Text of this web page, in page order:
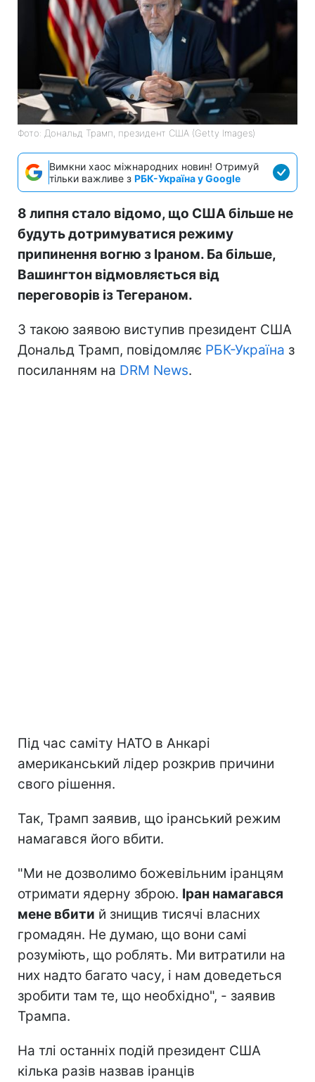
Фото: Дональд Трамп, президент США (Getty Images)
Вимкни хаос міжнародних новин! Отримуй
тільки важливе з РБК-Україна у Google
8 липня стало відомо, що США більше не
будуть дотримуватися режиму
припинення вогню з Іраном. Ба більше,
Вашингтон відмовляється від
переговорів із Тегераном.
З такою заявою виступив президент США
Дональд Трамп, повідомляє РБК-Україна з
посиланням на DRM News.
Під час саміту НАТО в Анкарі
американський лідер розкрив причини
свого рішення.
Так, Трамп заявив, що іранський режим
намагався його вбити.
"Ми не дозволимо божевільним іранцям
отримати ядерну зброю. Іран намагався
мене вбити й знищив тисячі власних
громадян. Не думаю, що вони самі
розуміють, що роблять. Ми витратили на
них надто багато часу, і нам доведеться
зробити там те, що необхідно", - заявив
Трампа.
На тлі останніх подій президент США
кілька разів назвав іранців